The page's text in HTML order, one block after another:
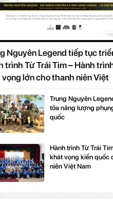
Nguyên Legend tiếp tục
trình Từ Trái Tim – Hành
lớn cho thanh niên Việt
Trung Nguyên
tỏa năng lượng
quốc
Hành trình Từ Trái
khát vọng kiến quốc
niên Việt Nam